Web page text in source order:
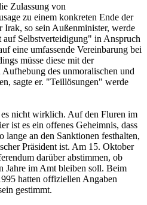
Zulassung von
zu einem konkreten Ende der
so sein Außenminister, werde
Selbstverteidigung" in Anspruch
eine umfassende Vereinbarung bei
müsse diese mit der
des unmoralischen und
sagte er. "Teillösungen" werde
nicht wirklich. Auf den Fluren im
ist es ein offenes Geheimnis, dass
an den Sanktionen festhalten,
Präsident ist. Am 15. Oktober
darüber abstimmen, ob
Jahre im Amt bleiben soll. Beim
hatten offiziellen Angaben
gestimmt.